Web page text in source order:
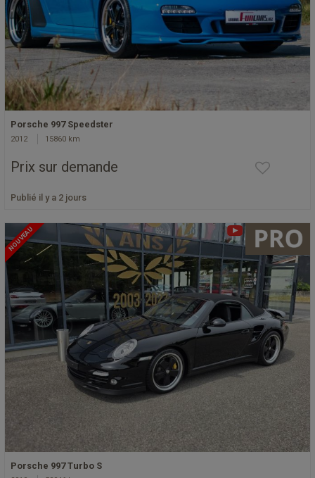
Porsche 997 Speedster
2012 15860 km
Prix sur demande
Publié il y a 2 jours
NOUVEAU
Porsche 997 Turbo S